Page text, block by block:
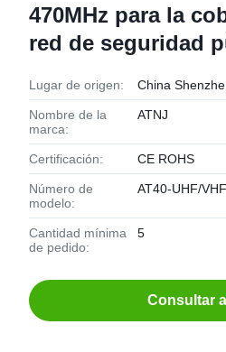
470MHz para la
red de seguridad
Lugar de origen: China
Nombre de la
marca:
ATNJ
Certificación: CE ROHS
Número de
modelo:
AT40-UHF/VHF
Cantidad mínima
de pedido:
5
Consultar